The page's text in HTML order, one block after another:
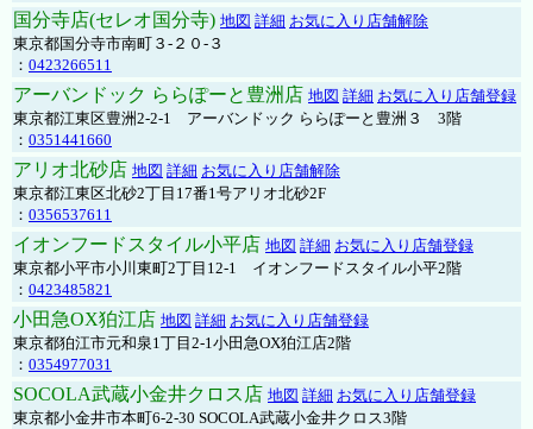
国分寺店(セレオ国分寺) 地図 詳細 お気に入り店舗解除
東京都国分寺市南町３-２０-３
： 0423266511
アーバンドック ららぽーと豊洲店 地図 詳細 お気に入り店舗登録
東京都江東区豊洲2-2-1 アーバンドック ららぽーと豊洲３ 3階
： 0351441660
アリオ北砂店 地図 詳細 お気に入り店舗解除
東京都江東区北砂2丁目17番1号アリオ北砂2F
： 0356537611
イオンフードスタイル小平店 地図 詳細 お気に入り店舗登録
東京都小平市小川東町2丁目12-1 イオンフードスタイル小平2階
： 0423485821
小田急OX狛江店 地図 詳細 お気に入り店舗登録
東京都狛江市元和泉1丁目2-1小田急OX狛江店2階
： 0354977031
SOCOLA武蔵小金井クロス店 地図 詳細 お気に入り店舗登録
東京都小金井市本町6-2-30 SOCOLA武蔵小金井クロス3階